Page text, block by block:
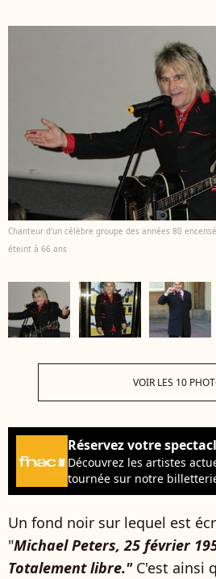
Chanteur d'un célèbre groupe des années 80
éteint à 66 ans
VOIR LES 10
Réservez votre
Découvrez les artistes
tournée sur notre
Un fond noir sur lequel est
"Michael Peters, 25 février
Totalement libre."C'est ainsi